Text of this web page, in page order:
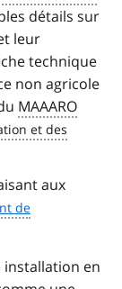
détails sur
leur
technique
non agricole
MAAARO
aux
installation en